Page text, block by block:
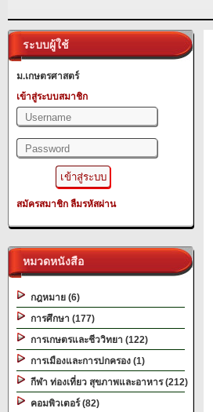
ระบบผู้ใช้
ม.เกษตรศาสตร์
เข้าสู่ระบบสมาชิก
สมัครสมาชิก ลืมรหัสผ่าน
หมวดหนังสือ
กฎหมาย (6)
การศึกษา (177)
การเกษตรและชีววิทยา (122)
การเมืองและการปกครอง (1)
กีฬา ท่องเที่ยว สุขภาพและอาหาร (212)
คอมพิวเตอร์ (82)